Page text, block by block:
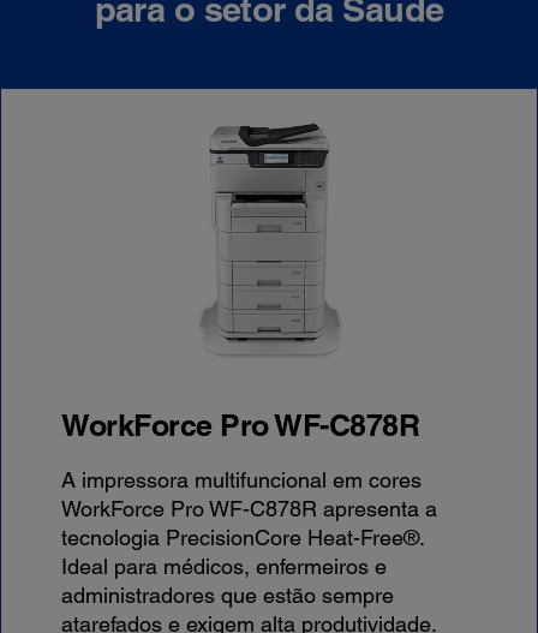
para o setor da Saúde
WorkForce Pro WF-C878R
A impressora multifuncional em cores
WorkForce Pro WF-C878R apresenta a
tecnologia PrecisionCore Heat-Free®.
Ideal para médicos, enfermeiros e
administradores que estão sempre
atarefados e exigem alta produtividade.